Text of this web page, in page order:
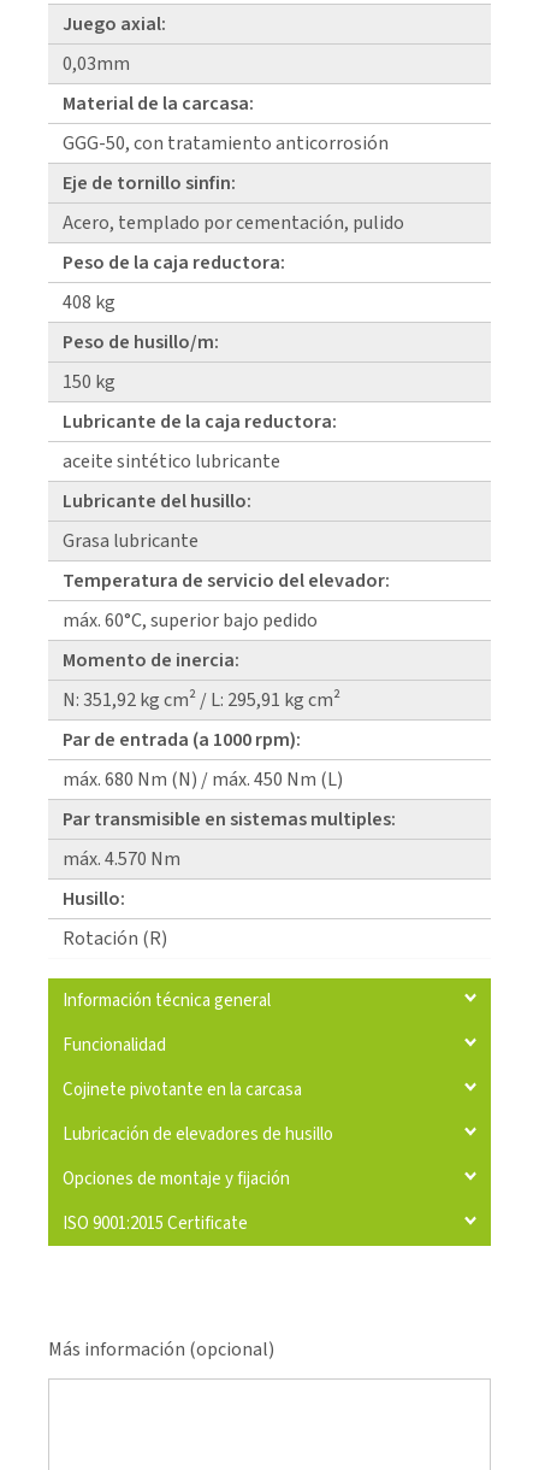
Juego axial:
0,03mm
Material de la carcasa:
GGG-50, con tratamiento anticorrosión
Eje de tornillo sinfin:
Acero, templado por cementación, pulido
Peso de la caja reductora:
408 kg
Peso de husillo/m:
150 kg
Lubricante de la caja reductora:
aceite sintético lubricante
Lubricante del husillo:
Grasa lubricante
Temperatura de servicio del elevador:
máx. 60°C, superior bajo pedido
Momento de inercia:
N: 351,92 kg cm² / L: 295,91 kg cm²
Par de entrada (a 1000 rpm):
máx. 680 Nm (N) / máx. 450 Nm (L)
Par transmisible en sistemas multiples:
máx. 4.570 Nm
Husillo:
Rotación (R)
Información técnica general
Funcionalidad
Cojinete pivotante en la carcasa
Lubricación de elevadores de husillo
Opciones de montaje y fijación
ISO 9001:2015 Certificate
Más información (opcional)